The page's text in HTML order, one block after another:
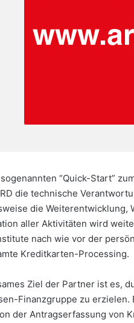
“Quick-Start”
die technische
die Weiterentwicklung,
aller Aktivitäten wird
nach wie vor der
Kreditkarten-Processing.
Ziel der Partner ist es,
Finanzgruppe zu
der Antragserfassung von